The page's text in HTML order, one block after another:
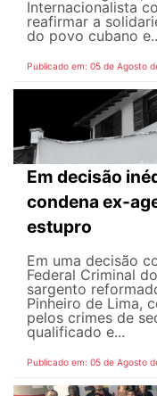
Internacionalista
reafirmar a
do povo cubano
Publicado em: 05 de Agosto
Em decisão
condena ex-
estupro
Em uma decisão
Federal Criminal
sargento
Pinheiro de Lima,
pelos crimes de
qualificado e...
Publicado em: 05 de Agosto